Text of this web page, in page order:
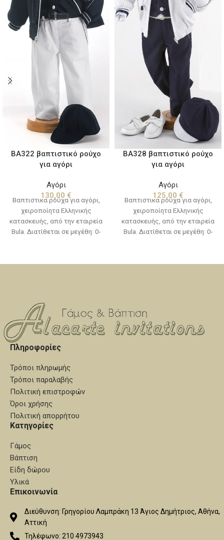
BA322 βαπτιστικό ρούχο
για αγόρι
Αγόρι
130,00 €
Βαπτιστικα ρούχα για αγόρι,
χειροποίητα Ελληνικής
κατασκευής, από την εταιρεία
Bula. Διατίθεται σε μεγέθη: 0-
συμπεριλαμβάνονται τα
BA328 βαπτιστικό ρούχο
για αγόρι
Αγόρι
125,00 €
Βαπτιστικα ρούχα για αγόρι,
χειροποίητα Ελληνικής
κατασκευής, από την εταιρεία
Bula. Διατίθεται σε μεγέθη: 0-
συμπεριλαμβάνονται τα
Πληροφορίες
Τρόποι πληρωμής
Τρόποι παραλαβής
Πολιτική επιστροφών
Όροι χρήσης
Πολιτική απορρήτου
Κατηγορίες
Γάμος
Βάπτιση
Είδη δώρου
Υλικά
Επικοινωνία
Διεύθυνση: Γρηγορίου Λαμπράκη 13 Άγιος Δημήτριος, Αθήνα,
Αττική
Τηλέφωνο: 210 4973943